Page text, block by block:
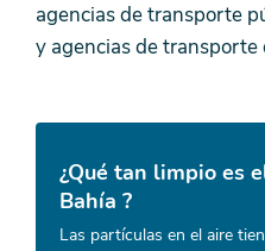
agencias de transporte
y agencias de transporte
¿Qué tan limpio es
Bahía ?
Las partículas en el aire